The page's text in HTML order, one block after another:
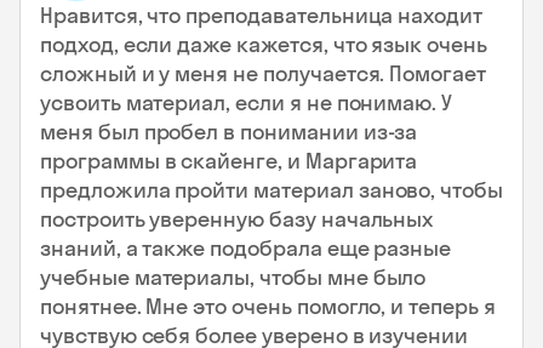
Нравится, что преподавательница находит
подход, если даже кажется, что язык очень
сложный и у меня не получается. Помогает
усвоить материал, если я не понимаю. У
меня был пробел в понимании из-за
программы в скайенге, и Маргарита
предложила пройти материал заново, чтобы
построить уверенную базу начальных
знаний, а также подобрала еще разные
учебные материалы, чтобы мне было
понятнее. Мне это очень помогло, и теперь я
чувствую себя более уверено в изучении